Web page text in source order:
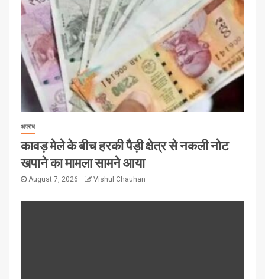
अपराध
कावड़ मेले के बीच हरकी पैड़ी क्षेत्र से नकली नोट
खपाने का मामला सामने आया
August 7, 2026 Vishul Chauhan